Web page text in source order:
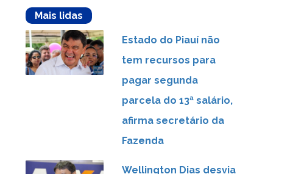
Mais lidas
Estado do Piauí não
tem recursos para
pagar segunda
parcela do 13ª salário,
afirma secretário da
Fazenda
Wellington Dias desvia